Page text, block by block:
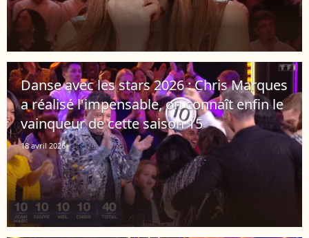
Danse avec les stars 2026 : Chris Marques
a réalisé l'impensable, on connaît enfin le
vainqueur de cette saison 15
18 avril 2026